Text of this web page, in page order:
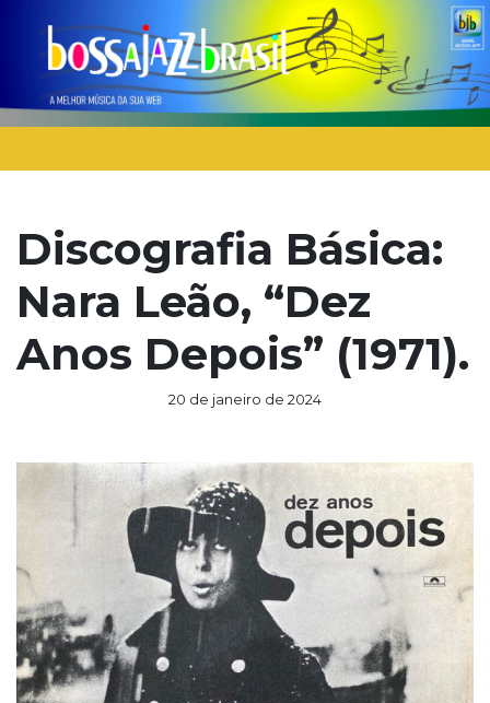
Discografia Básica:
Nara Leão, “Dez
Anos Depois” (1971).
20 de janeiro de 2024